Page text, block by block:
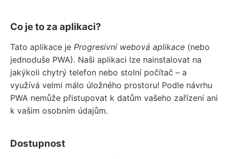
Co je to za aplikaci?
Tato aplikace je Progresivní webová aplikace (nebo
jednoduše PWA). Naši aplikaci lze nainstalovat na
jakýkoli chytrý telefon nebo stolní počítač – a
využívá velmi málo úložného prostoru! Podle návrhu
PWA nemůže přistupovat k datům vašeho zařízení ani
k vašim osobním údajům.
Dostupnost